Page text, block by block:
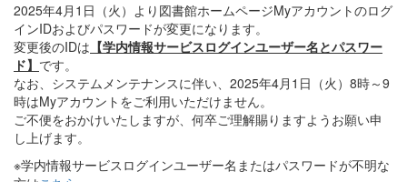
2025年4月1日（火）より図書館ホームページMyアカウントのログ
インIDおよびパスワードが変更になります。
変更後のIDは 【学内情報サービスログインユーザー名とパスワー
ド】 です。
なお、システムメンテナンスに伴い、2025年4月1日（火）8時～9
時はMyアカウントをご利用いただけません。
ご不便をおかけいたしますが、何卒ご理解賜りますようお願い申
し上げます。
※学内情報サービスログインユーザー名またはパスワードが不明な